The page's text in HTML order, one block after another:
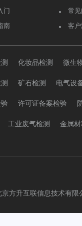
门
南
常
客
化妆品检测 微生
矿石检测 电气设
许可证备案检验
工业废气检测 金属
方升互联信息技术有